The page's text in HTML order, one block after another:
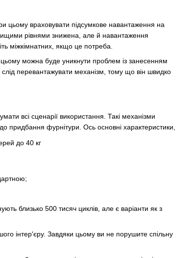
цьому враховувати підсумкове навантаження на
рівнями знижена, але й навантаження
міжкімнатних, якщо це потреба.
цьому можна буде уникнути проблем із занесенням
перевантажувати механізм, тому що він швидко
всі сценарії використання. Такі механізми
придбання фурнітури. Ось основні характеристики,
близько 500 тисяч циклів, але є варіанти як з
інтер'єру. Завдяки цьому ви не порушите спільну